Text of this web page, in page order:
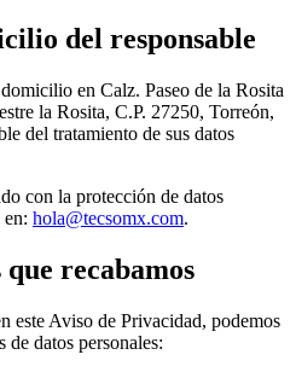
del responsable
en Calz. Paseo de la Rosita
la Rosita, C.P. 27250, Torreón,
del tratamiento de sus datos
con la protección de datos
en: hola@tecsomx.com.
que recabamos
este Aviso de Privacidad, podemos
de datos personales: